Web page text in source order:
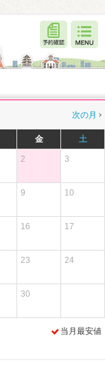
次の月
金 土
2 3
9 10
16 17
23 24
30
当月最安値